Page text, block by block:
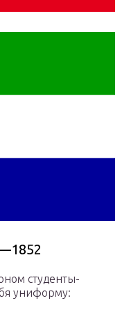
студенты-
униформу: